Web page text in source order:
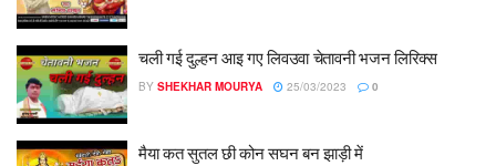
चली गई दुल्हन आइ गए लिवउवा चेतावनी भजन लिरिक्स
BY SHEKHAR MOURYA 25/03/2023 0
मैया कत सुतल छी कोन सघन बन झाड़ी में